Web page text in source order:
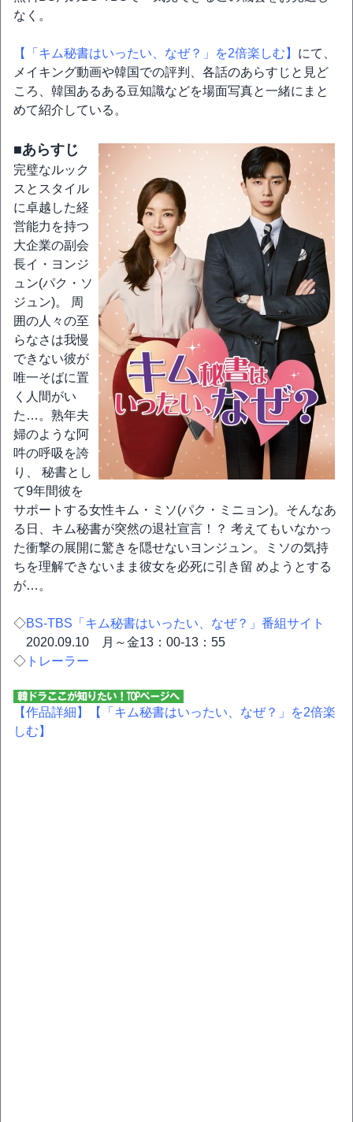
なく。
【「キム秘書はいったい、なぜ？」を2倍楽しむ】 にて、
メイキング動画や韓国での評判、各話のあらすじと見ど
ころ、韓国あるある豆知識などを場面写真と一緒にまと
めて紹介している。
■あらすじ
完璧なルック
スとスタイル
に卓越した経
営能力を持つ
大企業の副会
長イ・ヨンジ
ュン(パク・ソ
ジュン)。 周
囲の人々の至
らなさは我慢
できない彼が
唯一そばに置
く人間がい
た…。熟年夫
婦のような阿
吽の呼吸を誇
り、 秘書とし
て9年間彼を
サポートする女性キム・ミソ(パク・ミニョン)。そんなあ
る日、キム秘書が突然の退社宣言！？ 考えてもいなかっ
た衝撃の展開に驚きを隠せないヨンジュン。ミソの気持
ちを理解できないまま彼女を必死に引き留 めようとする
が…。
◇BS-TBS「キム秘書はいったい、なぜ？」番組サイト
2020.09.10 月～金13：00-13：55
◇ トレーラー
【作品詳細】
【「キム秘書はいったい、なぜ？」を2倍楽
しむ】